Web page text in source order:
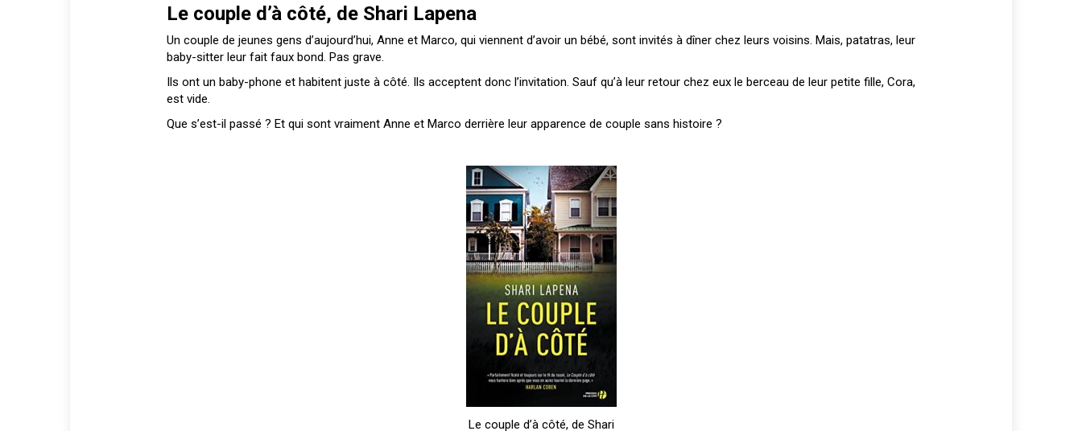
Le couple d’à côté, de Shari Lapena
Un couple de jeunes gens d’aujourd’hui, Anne et Marco, qui viennent d’avoir un bébé, sont invités à dîner chez leurs voisins. Mais, patatras, leur
baby-sitter leur fait faux bond. Pas grave.
Ils ont un baby-phone et habitent juste à côté. Ils acceptent donc l’invitation. Sauf qu’à leur retour chez eux le berceau de leur petite fille, Cora,
est vide.
Que s’est-il passé ? Et qui sont vraiment Anne et Marco derrière leur apparence de couple sans histoire ?
Le couple d’à côté, de Shari